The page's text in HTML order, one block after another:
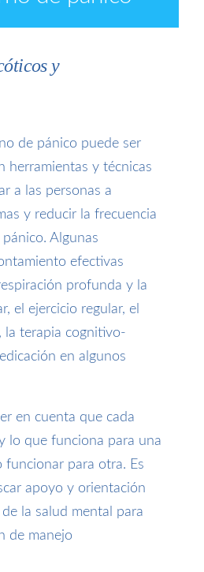
y
de pánico puede ser
herramientas y técnicas
a las personas a
y reducir la frecuencia
Algunas
efectivas
profunda y la
el ejercicio regular, el
la terapia cognitivo-
en algunos
en cuenta que cada
lo que funciona para una
funcionar para otra. Es
apoyo y orientación
la salud mental para
de manejo